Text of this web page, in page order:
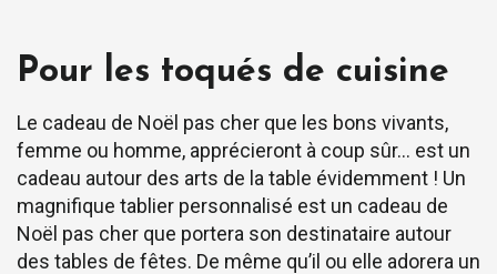
Pour les toqués de cuisine
Le cadeau de Noël pas cher que les bons vivants,
femme ou homme, apprécieront à coup sûr… est un
cadeau autour des arts de la table évidemment ! Un
magnifique tablier personnalisé est un cadeau de
Noël pas cher que portera son destinataire autour
des tables de fêtes. De même qu’il ou elle adorera un